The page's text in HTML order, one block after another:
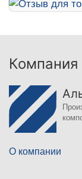
Компания
О компании